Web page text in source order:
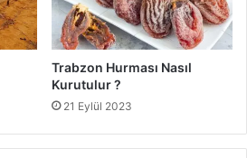
Trabzon Hurması Nasıl
Kurutulur ?
21 Eylül 2023